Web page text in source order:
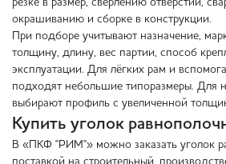
резке в размер, сверлению отверстий,
окрашиванию и сборке в конструкции.
При подборе учитывают назначение,
толщину, длину, вес партии, способ
эксплуатации. Для лёгких рам и
подходят небольшие типоразмеры. Для
выбирают профиль с увеличенной
Купить уголок
В «ПКФ "РИМ"» можно заказать уголок
поставкой на строительный,